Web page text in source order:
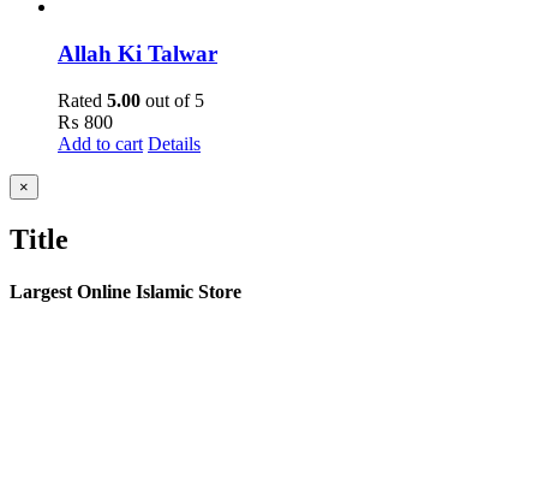
Allah Ki Talwar
Rated 5.00 out of 5
₨ 800
Add to cart Details
Close
product
view
×
Title
Largest Online Islamic Store